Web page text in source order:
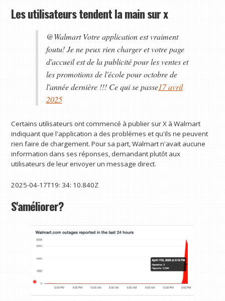
Les utilisateurs tendent la main sur x
@Walmart Votre application est vraiment
foutu! Je ne peux rien charger et votre page
d'accueil est de la publicité pour les ventes et
les promotions de l'école pour octobre de
l'année dernière !!! Ce qui se passe17 avril
2025
Certains utilisateurs ont commencé à publier sur X à Walmart
indiquant que l'application a des problèmes et qu'ils ne peuvent
rien faire de chargement. Pour sa part, Walmart n'avait aucune
information dans ses réponses, demandant plutôt aux
utilisateurs de leur envoyer un message direct.
2025-04-17T19: 34: 10.840Z
S'améliorer?